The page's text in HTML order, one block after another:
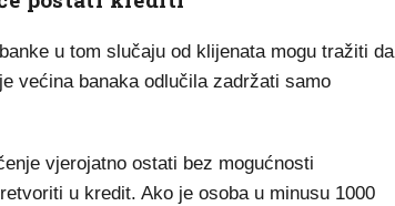
u tom slučaju od klijenata mogu tražiti da
većina banaka odlučila zadržati samo
vjerojatno ostati bez mogućnosti
u kredit. Ako je osoba u minusu 1000